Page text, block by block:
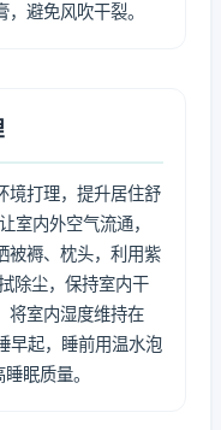
避免风吹干裂。
境打理，提升居住舒
内外空气流通，
被褥、枕头，利用紫
除尘，保持室内干
将室内湿度维持在
早起，睡前用温水泡
眠质量。